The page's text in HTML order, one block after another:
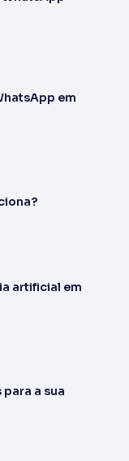
em
artificial em
a sua